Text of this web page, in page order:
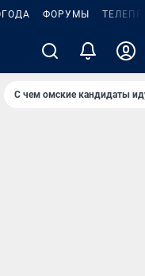
ФОРУМЫ
С чем омские кандидаты